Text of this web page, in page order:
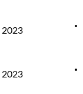
2023
2023